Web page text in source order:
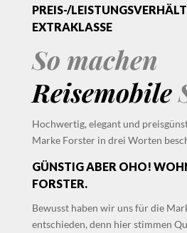
PREIS-/
EXTRAKLASSE
So machen
Reisemobile
Hochwertig, elegant und
Marke Forster in drei Worten
GÜNSTIG ABER OHO!
FORSTER.
Bewusst haben wir uns für die
entschieden, denn hier stimmen